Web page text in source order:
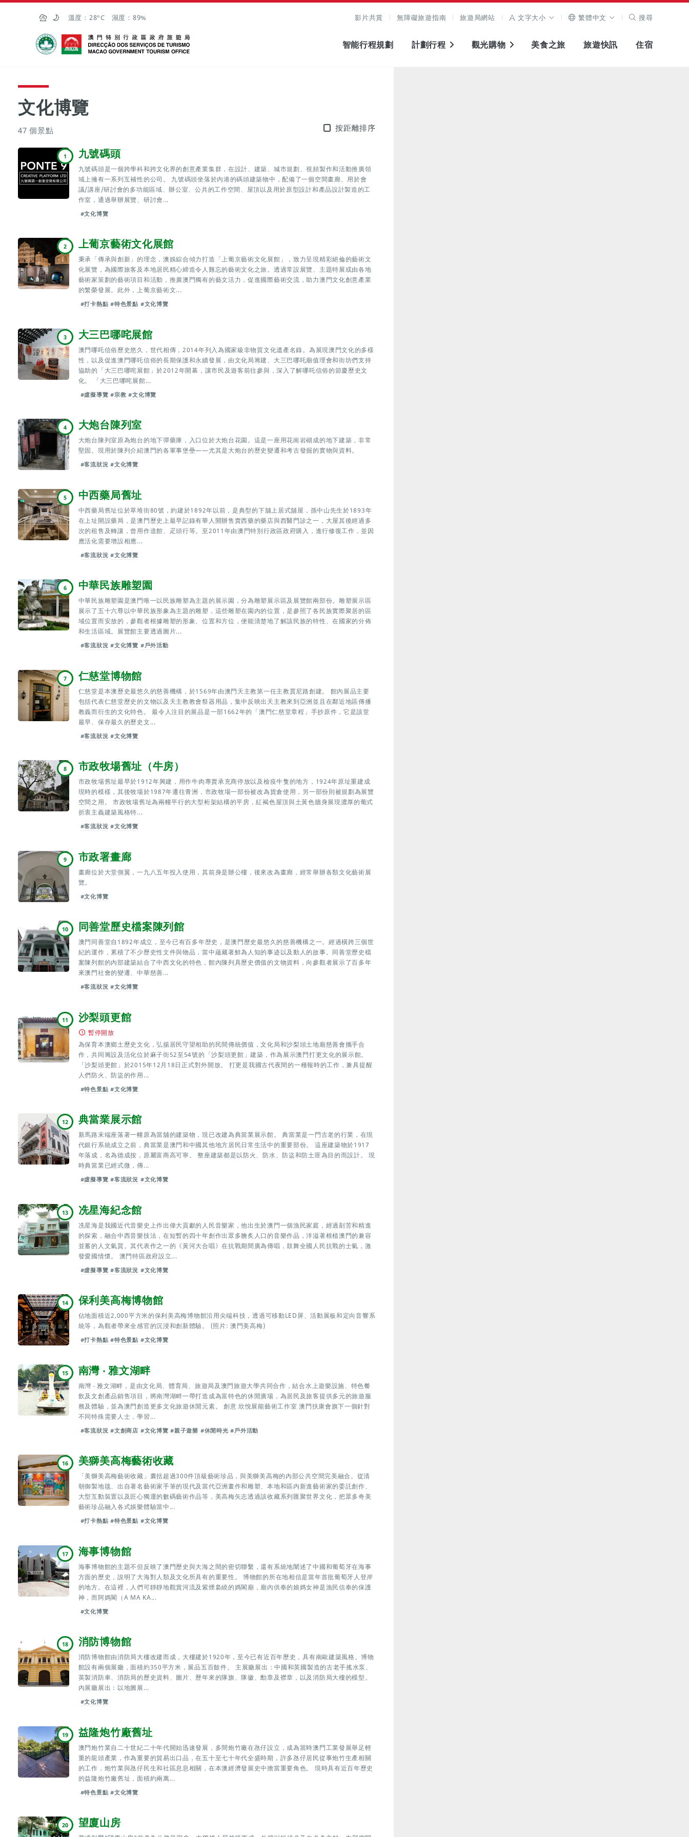
跳至主内容
溫度： 28°C 濕度： 89% 影片共賞 無障礙旅遊指南 旅遊局網站 文字大小 繁體中文 搜尋
澳門特別行政區政府旅遊局
智能行程規劃 計劃行程 觀光購物 美食之旅 旅遊快訊 住宿
文化博覽
47 個景點 按距離排序
1 九號碼頭
九號碼頭是一個跨學科和跨文化界的創意產業集群，在設計、建築、城市規劃、視頻製作和活動推廣領
域上擁有一系列互補性的公司。 九號碼頭坐落於內港的碼頭建築物中，配備了一個空間畫廊、用於會
議/講座/研討會的多功能區域、辦公室、公共的工作空間、屋頂以及用於原型設計和產品設計製造的工
作室，通過舉辦展覽、研討會...
#文化博覽
2 上葡京藝術文化展館
秉承「傳承與創新」的理念，澳娛綜合傾力打造「上葡京藝術文化展館」，致力呈現精彩絕倫的藝術文
化展覽，為國際旅客及本地居民精心締造令人難忘的藝術文化之旅。透過常設展覽、主題特展或由各地
藝術家策劃的藝術項目和活動，推廣澳門獨有的藝文活力，促進國際藝術交流，助力澳門文化創意產業
的繁榮發展。此外，上葡京藝術文...
#打卡熱點 #特色景點 #文化博覽
3 大三巴哪咤展館
澳門哪吒信俗歷史悠久，世代相傳，2014年列入為國家級非物質文化遺產名錄。為展現澳門文化的多樣
性，以及促進澳門哪吒信俗的長期保護和永續發展，由文化局籌建、大三巴哪吒廟值理會和街坊們支持
協助的「大三巴哪咤展館」於2012年開幕，讓市民及遊客前往參與，深入了解哪吒信俗的節慶歷史文
化。 「大三巴哪咤展館...
#虛擬導覽 #宗教 #文化博覽
4 大炮台陳列室
大炮台陳列室原為炮台的地下彈藥庫，入口位於大炮台花園。這是一座用花崗岩砌成的地下建築，非常
堅固。現用於陳列介紹澳門的各軍事堡壘——尤其是大炮台的歷史變遷和考古發掘的實物與資料。
#客流狀況 #文化博覽
5 中西藥局舊址
中西藥局舊址位於草堆街80號，約建於1892年以前，是典型的下舖上居式舖屋，孫中山先生於1893年
在上址開設藥局，是澳門歷史上最早記錄有華人開辦售賣西藥的藥店與西醫門診之一，大屋其後經過多
次的租售及轉讓，曾用作道館、疋頭行等。至2011年由澳門特別行政區政府購入，進行修復工作，並因
應活化需要增設相應...
#客流狀況 #文化博覽
6 中華民族雕塑園
中華民族雕塑園是澳門唯一以民族雕塑為主題的展示園，分為雕塑展示區及展覽館兩部份。雕塑展示區
展示了五十六尊以中華民族形象為主題的雕塑，這些雕塑在園內的位置，是參照了各民族實際聚居的區
域位置而安放的，參觀者根據雕塑的形象、位置和方位，便能清楚地了解該民族的特性、在國家的分佈
和生活區域。展覽館主要透過圖片...
#客流狀況 #文化博覽 #戶外活動
7 仁慈堂博物館
仁慈堂是本澳歷史最悠久的慈善機構，於1569年由澳門天主教第一任主教賈尼路創建。 館內展品主要
包括代表仁慈堂歷史的文物以及天主教教會祭器用品，集中反映出天主教來到亞洲並且在鄰近地區傳播
教義而衍生的文化特色。 最令人注目的展品是一部1662年的「澳門仁慈堂章程」手抄原件，它是該堂
最早、保存最久的歷史文...
#客流狀況 #文化博覽
8 市政牧場舊址（牛房）
市政牧場舊址最早於1912年興建，用作牛肉專賣承充商停放以及檢疫牛隻的地方，1924年原址重建成
現時的模樣，其後牧場於1987年遷往青洲，市政牧場一部份被改為貨倉使用，另一部份則被規劃為展覽
空間之用。 市政牧場舊址為兩幢平行的大型桁架結構的平房，紅褐色屋頂與土黃色牆身展現濃厚的葡式
折衷主義建築風格特...
#客流狀況 #文化博覽
9 市政署畫廊
畫廊位於大堂側翼，一九八五年投入使用，其前身是辦公樓，後來改為畫廊，經常舉辦各類文化藝術展
覽。
#文化博覽
10 同善堂歷史檔案陳列館
澳門同善堂自1892年成立，至今已有百多年歴史，是澳門歷史最悠久的慈善機構之一。經過橫跨三個世
紀的運作，累積了不少歷史性文件與物品，當中蘊藏著鮮為人知的事迹以及動人的故事。同善堂歷史檔
案陳列館的內部建築結合了中西文化的特色，館內陳列具歷史價值的文物資料，向參觀者展示了百多年
來澳門社會的變遷、中華慈善...
#客流狀況 #文化博覽
11 沙梨頭更館
暫停開放
為保育本澳鄉土歷史文化，弘揚居民守望相助的民間傳統價值，文化局和沙梨頭土地廟慈善會攜手合
作，共同籌設及活化位於麻子街52至54號的「沙梨頭更館」建築，作為展示澳門打更文化的展示館。
「沙梨頭更館」於2015年12月18日正式對外開放。 打更是我國古代夜間的一種報時的工作，兼具提醒
人們防火、防盜的作用...
#特色景點 #文化博覽
12 典當業展示館
新馬路末端座落著一幢原為當舖的建築物，現已改建為典當業展示館。 典當業是一門古老的行業，在現
代銀行系統成立之前，典當業是澳門和中國其他地方居民日常生活中的重要部份。 這座建築物於1917
年落成，名為德成按，原屬富商高可寧。 整座建築都是以防火、防水、防盜和防土匪為目的而設計。 現
時典當業已經式微，傳...
#虛擬導覽 #客流狀況 #文化博覽
13 冼星海紀念館
冼星海是我國近代音樂史上作出偉大貢獻的人民音樂家，他出生於澳門一個漁民家庭，經過刻苦和精進
的探索，融合中西音樂技法，在短暫的四十年創作出眾多膾炙人口的音樂作品，洋溢著根植澳門的兼容
並蓄的人文氣質。其代表作之一的《黃河大合唱》在抗戰期間廣為傳唱，鼓舞全國人民抗戰的士氣，激
發愛國情懷。 澳門特區政府設立...
#虛擬導覽 #客流狀況 #文化博覽
14 保利美高梅博物館
佔地面積近2,000平方米的保利美高梅博物館沿用尖端科技，透過可移動LED屏、活動展板和定向音響系
統等，為觀者帶來全感官的沉浸和創新體驗。 (照片: 澳門美高梅)
#打卡熱點 #特色景點 #文化博覽
15 南灣 ‧ 雅文湖畔
南灣 ‧ 雅文湖畔，是由文化局、體育局、旅遊局及澳門旅遊大學共同合作，結合水上遊樂設施、特色餐
飲及文創產品銷售項目，將南灣湖畔一帶打造成為富特色的休閒廣場，為居民及旅客提供多元的旅遊服
務及體驗，並為澳門創造更多文化旅遊休閒元素。 創意 欣悅展能藝術工作室 澳門扶康會旗下一個針對
不同特殊需要人士，學習...
#客流狀況 #文創商店 #文化博覽 #親子遊樂 #休閒時光 #戶外活動
16 美獅美高梅藝術收藏
「美獅美高梅藝術收藏」囊括超過300件頂級藝術珍品，與美獅美高梅的內部公共空間完美融合。從清
朝御製地毯、出自著名藝術家手筆的現代及當代亞洲畫作和雕塑、本地和區内新進藝術家的委託創作、
大型互動裝置以及匠心獨運的數碼藝術作品等，美高梅矢志透過該收藏系列匯聚世界文化，把眾多奇美
藝術珍品融入各式娛樂體驗當中...
#打卡熱點 #特色景點 #文化博覽
17 海事博物館
海事博物館的主題不但反映了澳門歷史與大海之間的密切聯繫，還有系統地闡述了中國和葡萄牙在海事
方面的歷史，說明了大海對人類及文化所具有的重要性。 博物館的所在地相信是當年首批葡萄牙人登岸
的地方。在這裡，人們可靜靜地觀賞河流及紫煙裊繞的媽閣廟，廟內供奉的娘媽女神是漁民信奉的保護
神，而阿媽閣（A MA KA...
#文化博覽
18 消防博物館
消防博物館由消防局大樓改建而成，大樓建於1920年，至今已有近百年歷史，具有南歐建築風格。博物
館設有兩個展廳，面積約350平方米，展品五百餘件。 主展廳展出：中國和英國製造的古老手搖水泵、
英製消防車、消防局的歷史資料、圖片、歷年來的隊旗、隊徽、勳章及襟章，以及消防局大樓的模型。
內展廳展出：以地圖展...
#文化博覽
19 益隆炮竹廠舊址
澳門炮竹業自二十世紀二十年代開始迅速發展，多間炮竹廠在氹仔設立，成為當時澳門工業發展舉足輕
重的龍頭產業，作為重要的貿易出口品，在五十至七十年代全盛時期，許多氹仔居民從事炮竹生產相關
的工作，炮竹業與氹仔民生和社區息息相關，在本澳經濟發展史中擔當重要角色。 現時具有近百年歷史
的益隆炮竹廠舊址，面積約兩萬...
#特色景點 #文化博覽
20 望廈山房